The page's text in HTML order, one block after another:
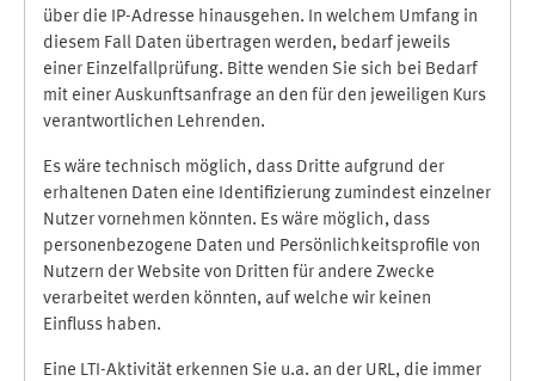
über die IP-Adresse hinausgehen. In welchem Umfang in
diesem Fall Daten übertragen werden, bedarf jeweils
einer Einzelfallprüfung. Bitte wenden Sie sich bei Bedarf
mit einer Auskunftsanfrage an den für den jeweiligen Kurs
verantwortlichen Lehrenden.
Es wäre technisch möglich, dass Dritte aufgrund der
erhaltenen Daten eine Identifizierung zumindest einzelner
Nutzer vornehmen könnten. Es wäre möglich, dass
personenbezogene Daten und Persönlichkeitsprofile von
Nutzern der Website von Dritten für andere Zwecke
verarbeitet werden könnten, auf welche wir keinen
Einfluss haben.
Eine LTI-Aktivität erkennen Sie u.a. an der URL, die immer